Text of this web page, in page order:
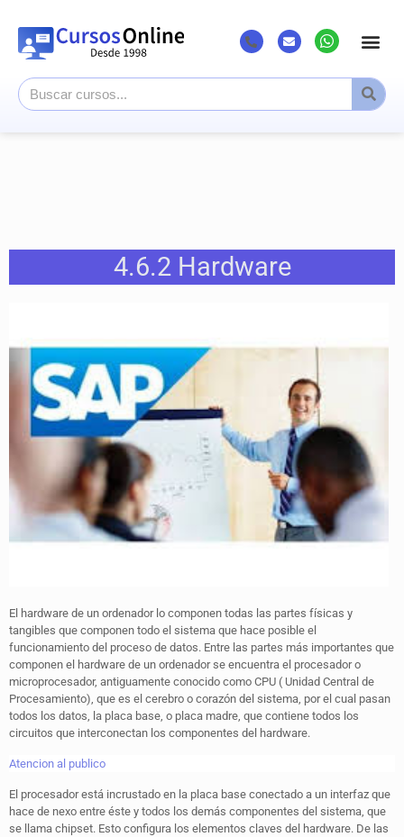
4.6.2 Hardware
El hardware de un ordenador lo componen todas las partes físicas y
tangibles que componen todo el sistema que hace posible el
funcionamiento del proceso de datos. Entre las partes más importantes que
componen el hardware de un ordenador se encuentra el procesador o
microprocesador, antiguamente conocido como CPU ( Unidad Central de
Procesamiento), que es el cerebro o corazón del sistema, por el cual pasan
todos los datos, la placa base, o placa madre, que contiene todos los
circuitos que interconectan los componentes del hardware.
Atencion al publico
El procesador está incrustado en la placa base conectado a un interfaz que
hace de nexo entre éste y todos los demás componentes del sistema, que
se llama chipset. Esto configura los elementos claves del hardware. De las